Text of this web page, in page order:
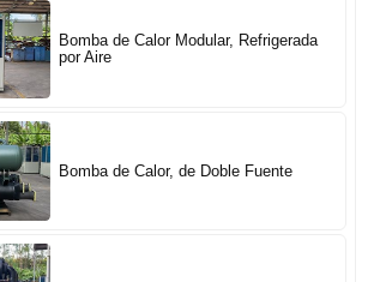
Bomba de Calor Modular, Refrigerada
por Aire
Bomba de Calor, de Doble Fuente